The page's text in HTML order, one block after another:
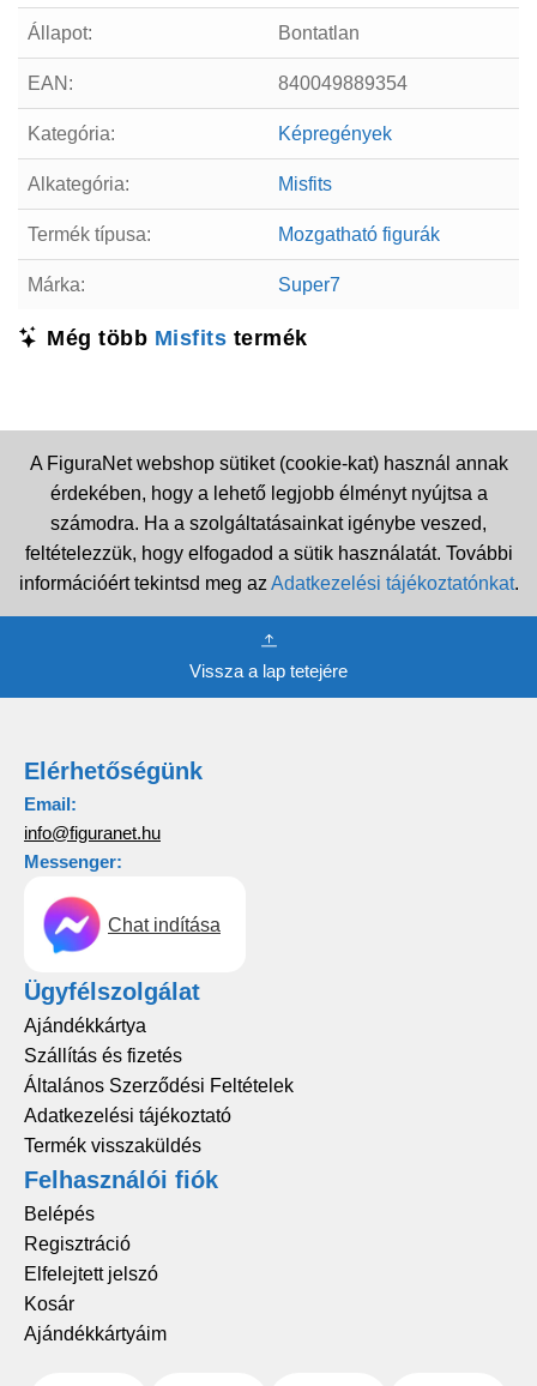
Állapot: Bontatlan
EAN: 840049889354
Kategória: Képregények
Alkategória: Misfits
Termék típusa: Mozgatható figurák
Márka: Super7
Még több Misfits termék
A FiguraNet webshop sütiket (cookie-kat) használ annak
érdekében, hogy a lehető legjobb élményt nyújtsa a
számodra. Ha a szolgáltatásainkat igénybe veszed,
feltételezzük, hogy elfogadod a sütik használatát. További
információért tekintsd meg az Adatkezelési tájékoztatónkat.
Vissza a lap tetejére
Elérhetőségünk
Email:
info@figuranet.hu
Messenger:
Chat indítása
Ügyfélszolgálat
Ajándékkártya
Szállítás és fizetés
Általános Szerződési Feltételek
Adatkezelési tájékoztató
Termék visszaküldés
Felhasználói fiók
Belépés
Regisztráció
Elfelejtett jelszó
Kosár
Ajándékkártyáim